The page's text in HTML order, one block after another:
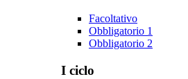
Facoltativo
Obbligatorio 1
Obbligatorio 2
I ciclo